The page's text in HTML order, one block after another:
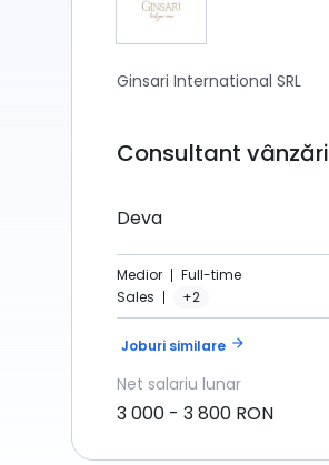
Ginsari International SRL
Consultant vânzări
Deva
Medior
Full-time
Sales
+2
Joburi similare arrow_forward
Net salariu lunar
3 000 - 3 800 RON